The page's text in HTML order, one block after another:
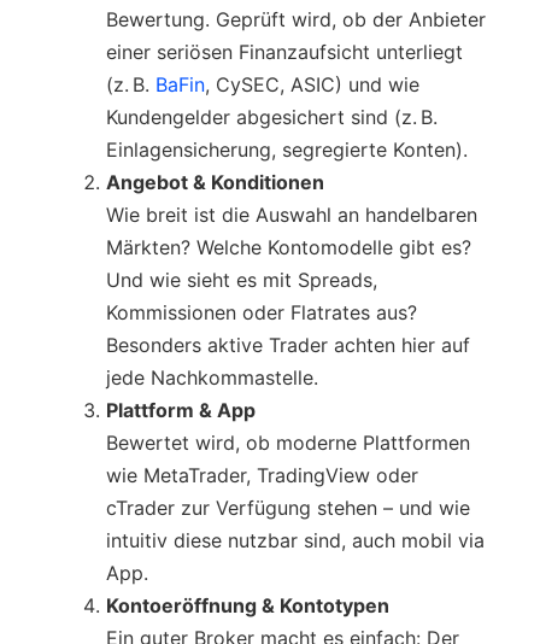
Bewertung. Geprüft wird, ob der Anbieter
einer seriösen Finanzaufsicht unterliegt
(z. B. BaFin, CySEC, ASIC) und wie
Kundengelder abgesichert sind (z. B.
Einlagensicherung, segregierte Konten).
Angebot & Konditionen
Wie breit ist die Auswahl an handelbaren
Märkten? Welche Kontomodelle gibt es?
Und wie sieht es mit Spreads,
Kommissionen oder Flatrates aus?
Besonders aktive Trader achten hier auf
jede Nachkommastelle.
Plattform & App
Bewertet wird, ob moderne Plattformen
wie MetaTrader, TradingView oder
cTrader zur Verfügung stehen – und wie
intuitiv diese nutzbar sind, auch mobil via
App.
Kontoeröffnung & Kontotypen
Ein guter Broker macht es einfach: Der